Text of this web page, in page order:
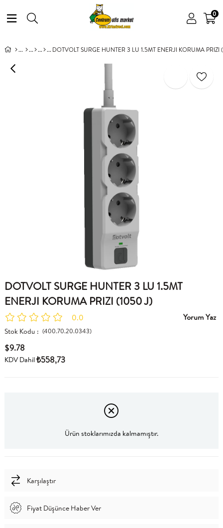
0
DOTVOLT SURGE HUNTER 3 LU 1.5MT ENERJI KORUMA PRIZI
DOTVOLT SURGE HUNTER 3 LU 1.5MT
ENERJI KORUMA PRIZI (1050 J)
0.0 Yorum Yaz
Stok Kodu (400.70.20.0343)
$9.78
KDV Dahil₺558,73
Ürün stoklarımızda kalmamıştır.
Karşılaştır
Fiyat Düşünce Haber Ver